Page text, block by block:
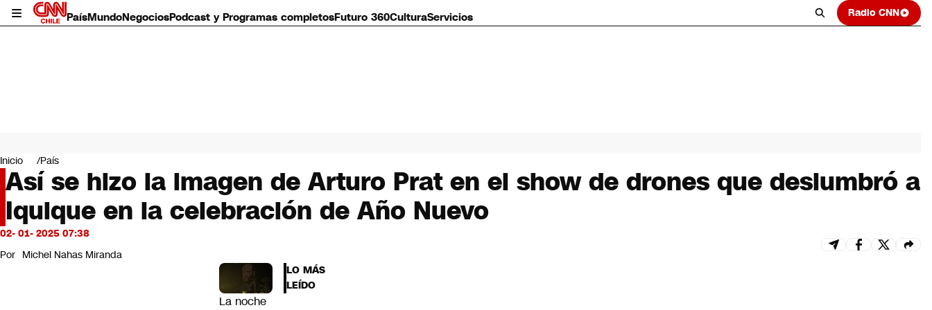
PaísMundoNegociosPodcast y Programas completosFuturo 360CulturaServicios Radio CNN
Mundo
Negocios
Deportes
Programas completos
Cultura
Servicios
Bits
CNN Data
Inicio País
Así se hizo la imagen de Arturo Prat en el show de drones que deslumbró a
Iquique en la celebración de Año Nuevo
02- 01- 2025 07:38
Por Michel Nahas Miranda
La noche
LO MÁS
LEÍDO